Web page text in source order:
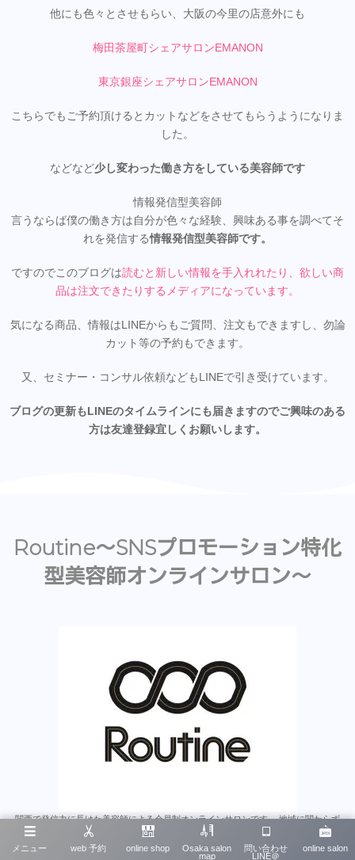
他にも色々とさせもらい、大阪の今里の店意外にも
梅田茶屋町シェアサロンEMANON
東京銀座シェアサロンEMANON
こちらでもご予約頂けるとカットなどをさせてもらうようになりま
した。
などなど少し変わった働き方をしている美容師です
情報発信型美容師
言うならば僕の働き方は自分が色々な経験、興味ある事を調べてそ
れを発信する情報発信型美容師です。
ですのでこのブログは読むと新しい情報を手入れれたり、欲しい商
品は注文できたりするメディアになっています。
気になる商品、情報はLINEからもご質問、注文もできますし、勿論
カット等の予約もできます。
又、セミナー・コンサル依頼などもLINEで引き受けています。
ブログの更新もLINEのタイムラインにも届きますのでご興味のある
方は友達登録宜しくお願いします。
Routine〜SNSプロモーション特化
型美容師オンラインサロン〜
関西で発信力に長けた美容師による会員制オンラインサロンです。 地域に関わらず
「個人発信力」を主に学べます。 スタイリストやアシスタントはもちろんのこと、美
容師のみならず多くの業種にとって為になると思います。 沢山のオンラインサロンが
メニュー web 予約 online shop
Osaka salon
map
問い合わせ
LINE＠
online salon